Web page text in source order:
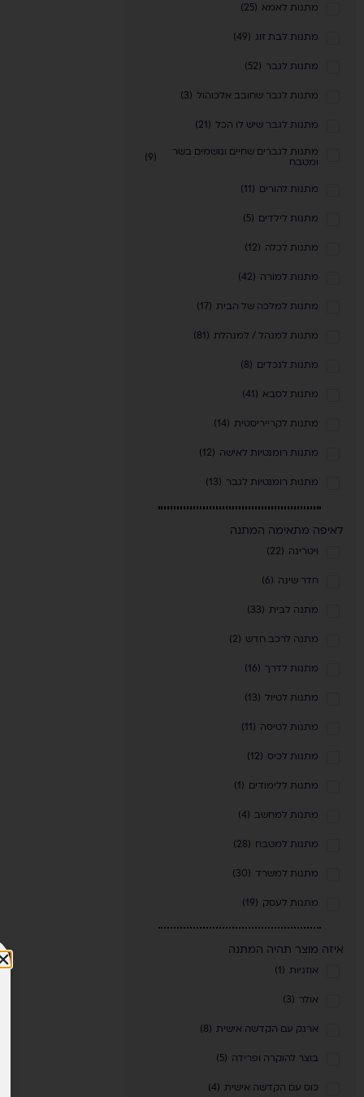
מתנות לאמא (
25
)
מתנות לבת זוג (
49
)
מתנות לגבר (
52
)
מתנות לגבר שחובב אלכוהול (
3
)
מתנות לגבר שיש לו הכל (
21
)
מתנות לגברים שחיים ונושמים בשר
ומטבח
(
9
)
מתנות להורים (
11
)
מתנות לילדים (
5
)
מתנות לכלה (
12
)
מתנות למורה (
42
)
מתנות למלכה של הבית (
17
)
מתנות למנהל / למנהלת (
81
)
מתנות לנכדים (
8
)
מתנות לסבא (
41
)
מתנות לקרייריסטית (
14
)
מתנות רומנטיות לאישה (
12
)
מתנות רומנטיות לגבר (
13
)
לאיפה מתאימה המתנה
ויטרינה (
22
)
חדר שינה (
6
)
מתנה לבית (
33
)
מתנה לרכב חדש (
2
)
מתנות לדרך (
16
)
מתנות לטיול (
13
)
מתנות לטיסה (
11
)
מתנות לכיס (
12
)
מתנות ללימודים (
1
)
מתנות למחשב (
4
)
מתנות למטבח (
28
)
מתנות למשרד (
30
)
מתנות לעסק (
19
)
איזה מוצר תהיה המתנה
אוזניות (
1
)
אולר (
3
)
ארנק עם הקדשה אישית (
8
)
בוצר להוקרה ופרידה (
5
)
כוס עם הקדשה אישית (
4
)